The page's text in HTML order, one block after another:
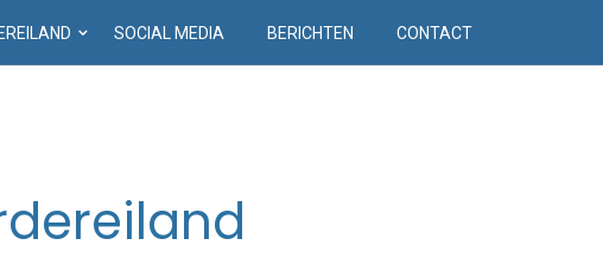
SOCIAL MEDIA BERICHTEN CONTACT